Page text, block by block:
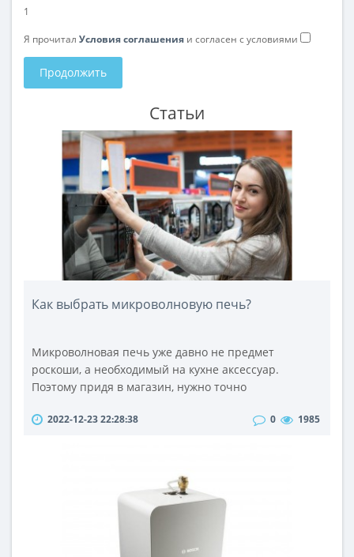
1
Я прочитал Условия соглашения и согласен с условиями
Продолжить
Статьи
Как выбрать микроволновую печь?
Микроволновая печь уже давно не предмет
роскоши, а необходимый на кухне аксессуар.
Поэтому придя в магазин, нужно точно
получить совет от менеджера. Обученный
вам микроволновка гриль, выбрать ее под цвет
кухни или купить традиционную белую, а также
много других факторов...
2022-12-23 22:28:38 0 1985